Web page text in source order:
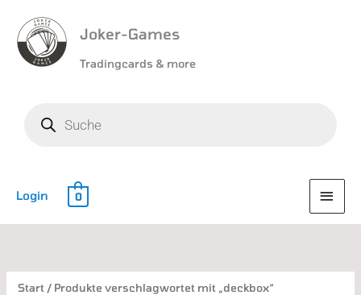
Joker-Games
Tradingcards & more
Login 0
Start / Produkte verschlagwortet mit „deckbox“